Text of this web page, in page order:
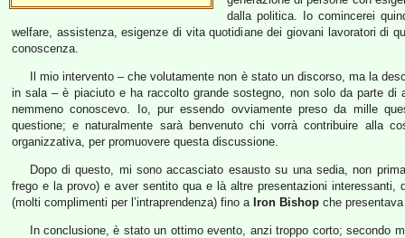
dalla politica. Io comincerei
welfare, assistenza, esigenze di vita quotidiane dei giovani lavoratori di
conoscenza.
Il mio intervento – che volutamente non è stato un discorso, ma la
in sala – è piaciuto e ha raccolto grande sostegno, non solo da parte
nemmeno conoscevo. Io, pur essendo ovviamente preso da mille
questione; e naturalmente sarà benvenuto chi vorrà contribuire alla
organizzativa, per promuovere questa discussione.
Dopo di questo, mi sono accasciato esausto su una sedia, non
frego e la provo) e aver sentito qua e là altre presentazioni interessanti,
(molti complimenti per l’intraprendenza) fino a Iron Bishop che
In conclusione, è stato un ottimo evento, anzi troppo corto; secondo